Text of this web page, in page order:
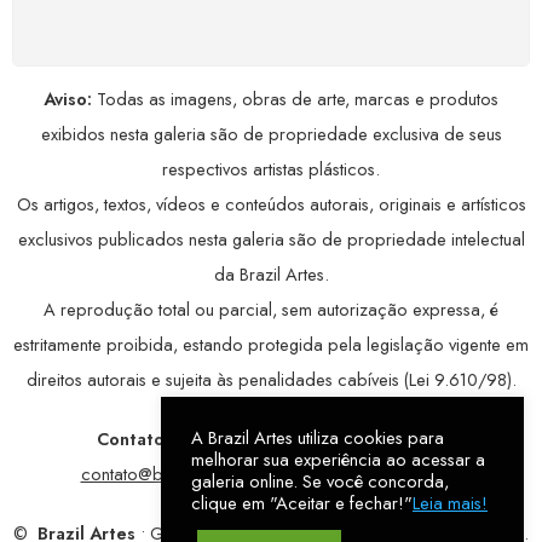
Aviso: Todas as imagens, obras de arte, marcas e produtos
exibidos nesta galeria são de propriedade exclusiva de seus
respectivos artistas plásticos.
Os artigos, textos, vídeos e conteúdos autorais, originais e artísticos
exclusivos publicados nesta galeria são de propriedade intelectual
da Brazil Artes.
A reprodução total ou parcial, sem autorização expressa, é
estritamente proibida, estando protegida pela legislação vigente em
direitos autorais e sujeita às penalidades cabíveis (Lei 9.610/98).
Contatos: WhatsApp:79 9998-1221/ E-mail:
contato@brazilartes.com/ Instagram:@brazilartes
© Brazil Artes • Galeria Online.9 anosde história (2017 – 2026).
A Brazil Artes utiliza cookies para
melhorar sua experiência ao acessar a
galeria online. Se você concorda,
clique em "Aceitar e fechar!"Leia mais!